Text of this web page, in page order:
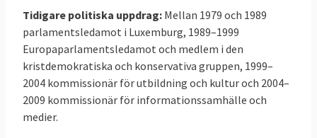
Tidigare politiska uppdrag: Mellan 1979 och 1989
parlamentsledamot i Luxemburg, 1989–1999
Europaparlamentsledamot och medlem i den
kristdemokratiska och konservativa gruppen, 1999–
2004 kommissionär för utbildning och kultur och 2004–
2009 kommissionär för informationssamhälle och
medier.